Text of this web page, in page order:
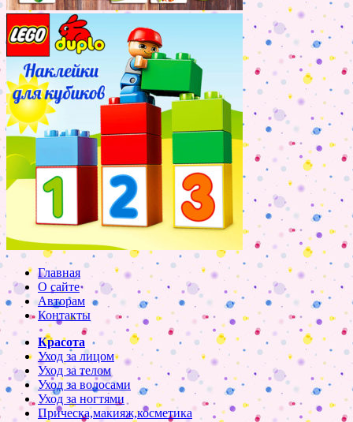
Главная
О сайте
Авторам
Контакты
Красота
Уход за лицом
Уход за телом
Уход за волосами
Уход за ногтями
Прическа,макияж,косметика